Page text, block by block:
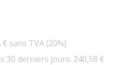
€ sans TVA (20%)
30 derniers jours: 240,58 €